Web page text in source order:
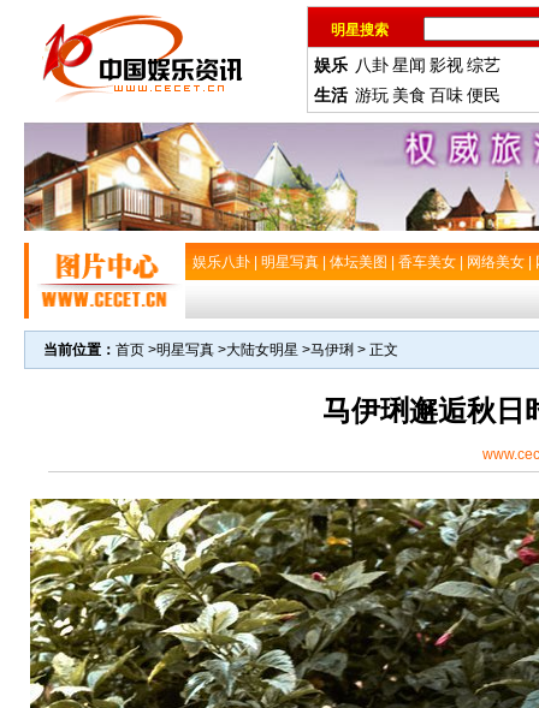
明星搜索
娱乐 八卦星闻 影视综艺
生活 游玩 美食 百味便民
娱乐八卦 明星写真 体坛美图 香车美女 网络美女
当前位置： 首页 >明星写真 >大陆女明星 >马伊琍 > 正文
马伊琍邂逅秋日